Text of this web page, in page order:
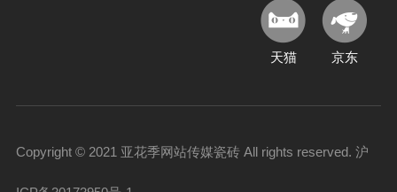
天猫 京东
Copyright © 2021 亚花季网站传媒瓷砖 All rights reserved. 沪